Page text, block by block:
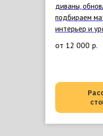
диваны,
подбираем
интерьер и
от 12 000 р.